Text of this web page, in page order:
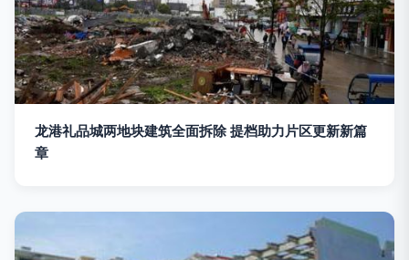
龙港礼品城两地块建筑全面拆除 提档助力片区更新新篇
章